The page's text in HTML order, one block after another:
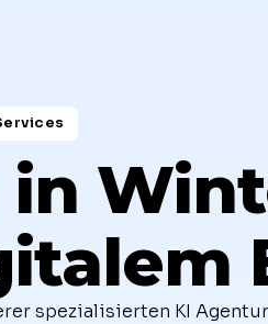
in
spezialisierten KI